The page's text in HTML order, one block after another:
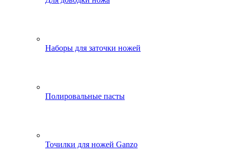
Наборы для заточки ножей
Полировальные пасты
Точилки для ножей Ganzo